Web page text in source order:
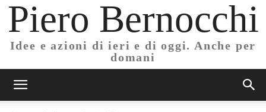
Piero Bernocchi
Idee e azioni di ieri e di oggi. Anche per
domani